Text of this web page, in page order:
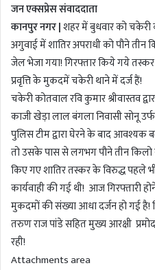
a
n
e
m
a
i
l
जन एक्सप्रेस संवाददाता
कानपुर नगर |शहर में बुधवार को चकेरी
अगुवाई में शातिर अपराधी को पौने
जेल भेजा गया! गिरफ्तार किये गये
प्रवृत्ति के मुकदमें चकेरी थाने में दर्ज हैं!
चकेरी कोतवाल रवि कुमार श्रीवास्तव
काजी खेड़ा लाल बंगला निवासी सोनू
पुलिस टीम द्वारा घेरने के बाद आवश्यक
तो उसके पास से लगभग पौने तीन किलो
किए गए शातिर तस्कर के विरुद्ध पहले
कार्यवाही की गई थी! आज गिरफ्तारी
मुकदमों की संख्या आधा दर्जन हो गई है!
तरुण राज पांडे सहित मुख्य आरक्षी
रही!
Attachments area